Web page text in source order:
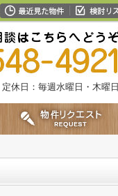
定休日：毎週水曜日・木曜日